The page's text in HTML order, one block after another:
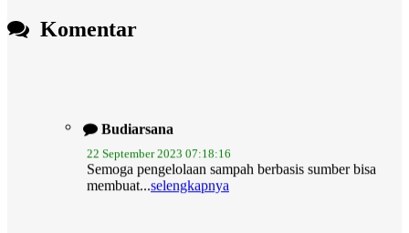
Komentar
22 September 2023 07:18:16
membuat...selengkapnya